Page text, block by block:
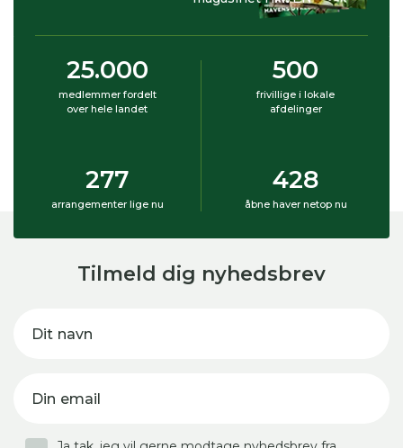
25.000
medlemmer fordelt
over hele landet
500
frivillige i lokale
afdelinger
277
arrangementer lige nu
428
åbne haver netop nu
Tilmeld dig nyhedsbrev
Dit navn
Din email